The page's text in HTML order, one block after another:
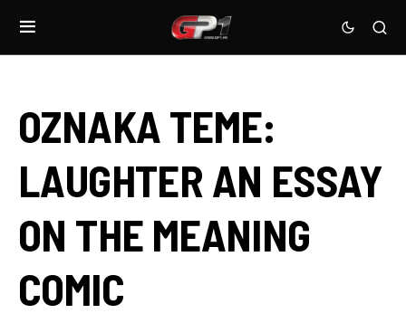
OZNAKA TEME:
LAUGHTER AN ESSAY
ON THE MEANING
COMIC